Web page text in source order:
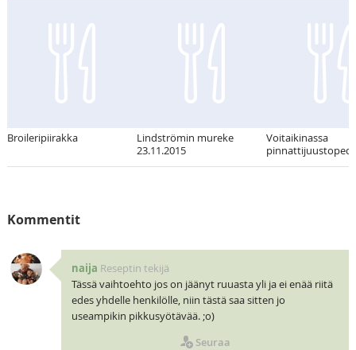
Broileripiirakka
Lindströmin mureke
23.11.2015
Voitaikinassa
Kommentit
naija Reseptin tekijä
Tässä vaihtoehto jos on jäänyt ruuasta yli ja ei enää riitä
edes yhdelle henkilölle, niin tästä saa sitten jo
useampikin pikkusyötävää. ;o)
Seuraa